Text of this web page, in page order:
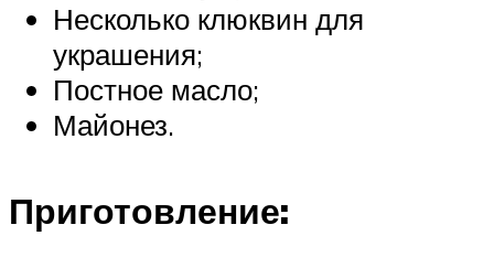
Несколько клюквин для
украшения;
Постное масло;
Майонез.
Приготовление: